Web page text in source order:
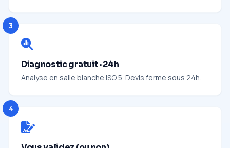
3
Diagnostic gratuit · 24h
Analyse en salle blanche ISO 5. Devis ferme sous 24h.
4